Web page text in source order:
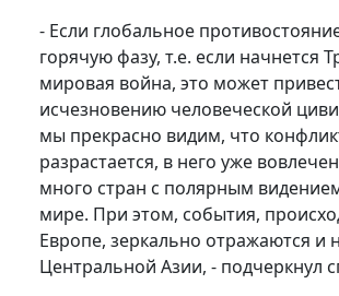
- Если глобальное
горячую фазу, т.е. если начнется
мировая война, это может
исчезновению человеческой
мы прекрасно видим, что
разрастается, в него уже
много стран с полярным
мире. При этом, события,
Европе, зеркально отражаются и
Центральной Азии, - подчеркнул